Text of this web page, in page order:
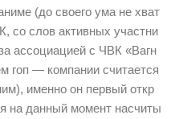
(до своего ума не хват
со слов активных участни
ассоциацией с ЧВК «Вагн
гоп — компании считается
именно он первый откр
на данный момент насчиты